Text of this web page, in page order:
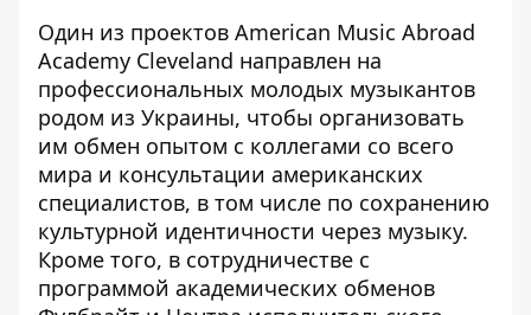
Один из проектов American Music Abroad
Academy Cleveland направлен на
профессиональных молодых музыкантов
родом из Украины, чтобы организовать
им обмен опытом с коллегами со всего
мира и консультации американских
специалистов, в том числе по сохранению
культурной идентичности через музыку.
Кроме того, в сотрудничестве с
программой академических обменов